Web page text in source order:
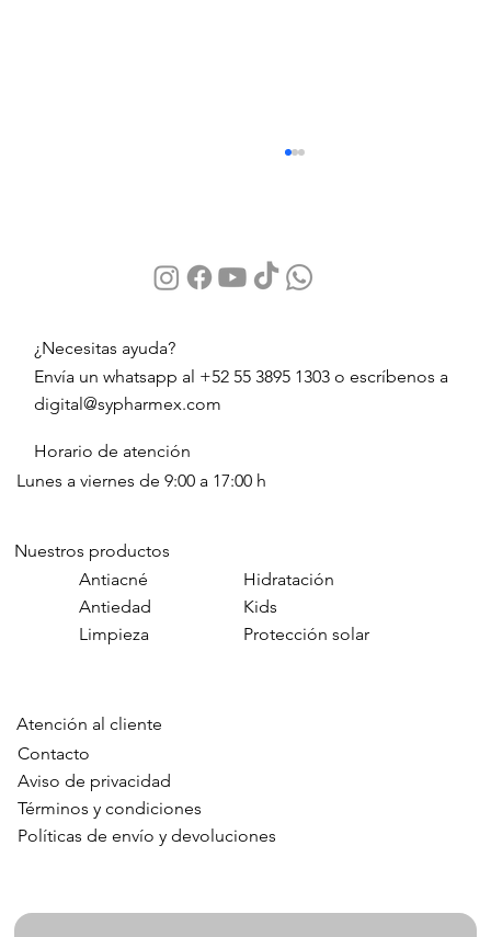
Skincare en invierno: Cómo proteger,
temporada más fría
¿Necesitas ayuda?
Envía un whatsapp al +52 55 3895 1303 o escríbenos a
digital@sypharmex.com
Horario de atención
Lunes a viernes de 9:00 a 17:00 h
Nuestros productos
Antiacné
Hidratación
Antiedad
Kids
Limpieza
Protección solar
Atención al cliente
Contacto
Aviso de privacidad
Términos y condiciones
Políticas de envío y devoluciones